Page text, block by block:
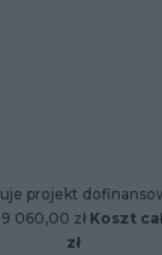
projekt
060,00 zł Koszt
zł